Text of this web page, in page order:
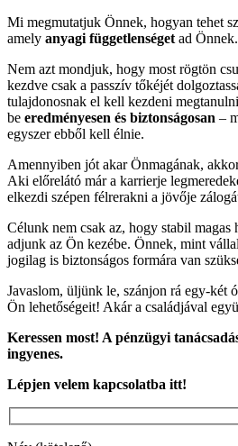
Mi megmutatjuk Önnek, hogyan tehet
amely anyagi függetlenséget ad Önnek.
Nem azt mondjuk, hogy most rögtön
kezdve csak a passzív tőkéjét
tulajdonosnak el kell kezdeni
be eredményesen és biztonságosan –
egyszer ebből kell élnie.
Amennyiben jót akar Önmagának,
Aki előrelátó már a karrierje
elkezdi szépen félrerakni a jövője
Célunk nem csak az, hogy stabil magas
adjunk az Ön kezébe. Önnek, mint
jogilag is biztonságos formára van
Javaslom, üljünk le, szánjon rá egy-két
Ön lehetőségeit! Akár a családjával
Keressen most! A pénzügyi
ingyenes.
Lépjen velem kapcsolatba itt!